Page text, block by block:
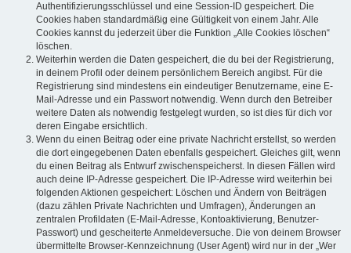
Authentifizierungsschlüssel und eine Session-ID gespeichert. Die
Cookies haben standardmäßig eine Gültigkeit von einem Jahr. Alle
Cookies kannst du jederzeit über die Funktion „Alle Cookies löschen“
löschen.
Weiterhin werden die Daten gespeichert, die du bei der Registrierung,
in deinem Profil oder deinem persönlichem Bereich angibst. Für die
Registrierung sind mindestens ein eindeutiger Benutzername, eine E-
Mail-Adresse und ein Passwort notwendig. Wenn durch den Betreiber
weitere Daten als notwendig festgelegt wurden, so ist dies für dich vor
deren Eingabe ersichtlich.
Wenn du einen Beitrag oder eine private Nachricht erstellst, so werden
die dort eingegebenen Daten ebenfalls gespeichert. Gleiches gilt, wenn
du einen Beitrag als Entwurf zwischenspeicherst. In diesen Fällen wird
auch deine IP-Adresse gespeichert. Die IP-Adresse wird weiterhin bei
folgenden Aktionen gespeichert: Löschen und Ändern von Beiträgen
(dazu zählen Private Nachrichten und Umfragen), Änderungen an
zentralen Profildaten (E-Mail-Adresse, Kontoaktivierung, Benutzer-
Passwort) und gescheiterte Anmeldeversuche. Die von deinem Browser
übermittelte Browser-Kennzeichnung (User Agent) wird nur in der „Wer